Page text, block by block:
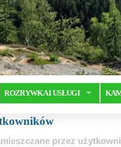
ROZRYWKA I USŁUGI
przez